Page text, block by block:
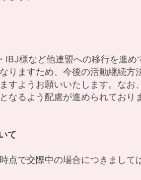
様など他連盟への移行を進め
りますため、今後の活動継続方
すようお願いいたします。なお
なるよう配慮が進められており
て
点で交際中の場合につきまし